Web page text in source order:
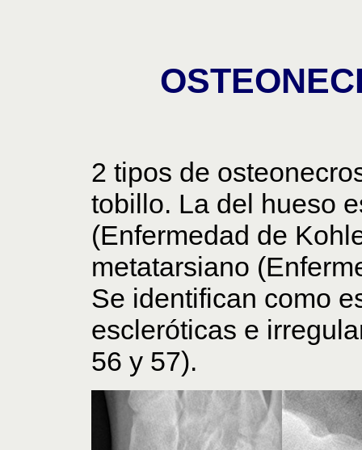
2 tipos de
tobillo. La del hueso
(Enfermedad de
metatarsiano
Se identifican como
escleróticas e
56 y 57).